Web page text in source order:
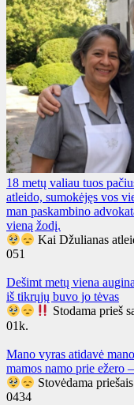
18 metų valiau tuos
atleido, sumokėjęs vos
man paskambino
vieną žodį.
Kai Džulianas
051
Dešimt metų viena
iš tikrųjų buvo jo tėvas
Stodama prieš
01k.
Mano vyras atidavė
mamos namo prie ežero
Stovėdama
0434